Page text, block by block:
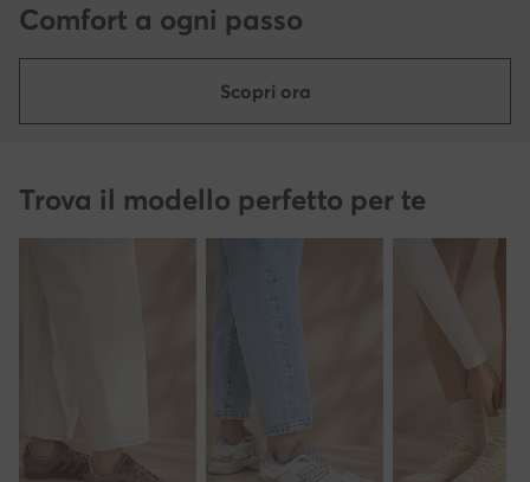
Comfort a ogni passo
Scopri ora
Trova il modello perfetto per te